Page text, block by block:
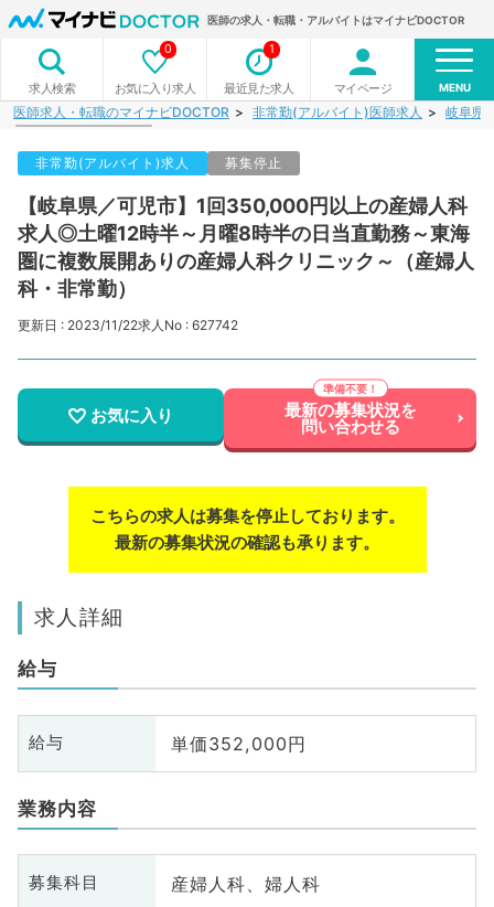
医師の求人・転職・アルバイトはマイナビDOCTOR
求人検索 お気に入り求人
0
最近見た求人
1
マイページ MENU
医師求人・転職のマイナビDOCTOR 非常勤(アルバイト)医師求人 岐阜県
非常勤(アルバイト)求人 募集停止
【岐阜県／可児市】1回350,000円以上の産婦人科
求人◎土曜12時半～月曜8時半の日当直勤務～東海
圏に複数展開ありの産婦人科クリニック～（産婦人
科・非常勤）
更新日 : 2023/11/22求人No : 627742
お気に入り 最新の募集状況を
問い合わせる
こちらの求人は募集を停止しております。
最新の募集状況の確認も承ります。
求人詳細
給与
給与 単価352,000円
業務内容
募集科目 産婦人科、婦人科